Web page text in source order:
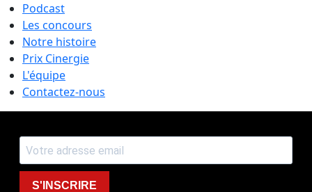
Podcast
Les concours
Notre histoire
Prix Cinergie
L'équipe
Contactez-nous
S'INSCRIRE